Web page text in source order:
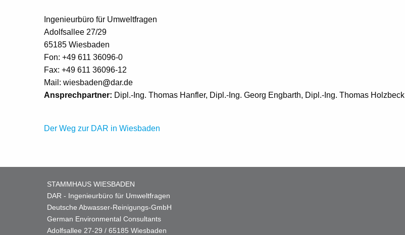
Ingenieurbüro für Umweltfragen
Adolfsallee 27/29
65185 Wiesbaden
Fon: +49 611 36096-0
Fax: +49 611 36096-12
Mail: wiesbaden@dar.de
Ansprechpartner: Dipl.-Ing. Thomas Hanfler, Dipl.-Ing. Georg Engbarth, Dipl.-Ing. Thomas Holzbeck
Der Weg zur DAR in Wiesbaden
STAMMHAUS WIESBADEN
DAR - Ingenieurbüro für Umweltfragen
Deutsche Abwasser-Reinigungs-GmbH
German Environmental Consultants
Adolfsallee 27-29 / 65185 Wiesbaden